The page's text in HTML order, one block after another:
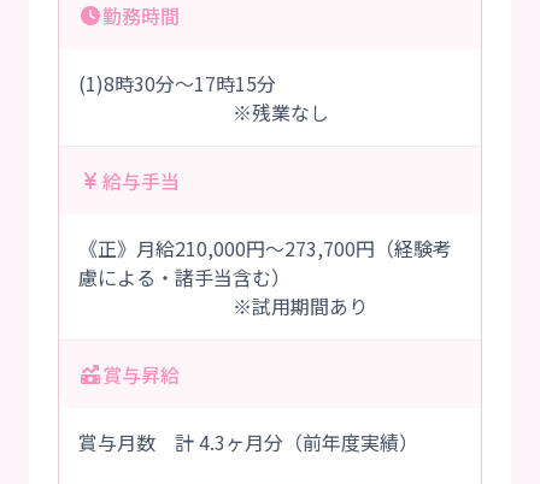
勤務時間
(1)8時30分～17時15分
※残業なし
給与手当
《正》月給210,000円～273,700円（経験考
慮による・諸手当含む）
※試用期間あり
賞与昇給
賞与月数 計 4.3ヶ月分（前年度実績）